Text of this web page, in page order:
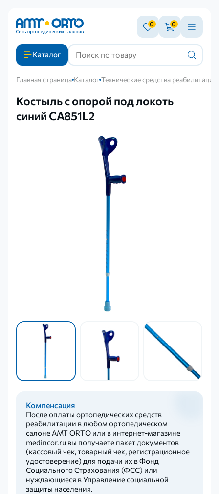
0 0
Каталог
Главная страница Каталог Технические средства реабилитации
Костыль с опорой под локоть
синий CA851L2
Компенсация
После оплаты ортопедических средств
реабилитации в любом ортопедическом
салоне AMT ORTO или в интернет-магазине
medincor.ru вы получаете пакет документов
(кассовый чек, товарный чек, регистрационное
удостоверение) для подачи их в Фонд
Социального Страхования (ФСС) или
нуждающиеся в Управление социальной
защиты населения.